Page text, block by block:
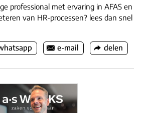
professional met ervaring in AFAS en
van HR-processen? lees dan snel
e-mail delen